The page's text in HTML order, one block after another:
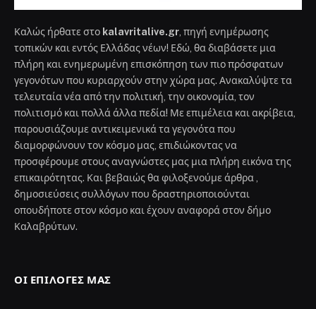
Καλώς ήρθατε στο kalavritalive.gr , πηγή ενημέρωσης
τοπικών και εντός Ελλάδας νέων! Εδώ, θα διαβάσετε μια
πλήρη και ενημερωμένη επισκόπηση των πιο πρόσφατων
γεγονότων που κυριαρχούν στην χώρα μας. Ανακαλύψτε τα
τελευταία νέα από την πολιτική, την οικονομία, τον
πολιτισμό και πολλά άλλα πεδία! Με επιμέλεια και ακρίβεια,
παρουσιάζουμε αντικειμενικά τα γεγονότα που
διαμορφώνουν τον κόσμο μας, επιδιώκοντας να
προσφέρουμε στους αναγνώστες μας μια πλήρη εικόνα της
επικαιρότητας. Και βεβαιώς θα φιλοξενούμε άρθρα ,
δημοσιεύσεις συλλόγων που δραστηριοποιούνται
οπουδήποτε στον κόσμο και έχουν αναφορά στον δήμο
Καλαβρύτων.
ΟΙ ΕΠΙΛΟΓΈΣ ΜΑΣ